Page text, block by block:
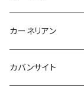
カーネリアン
カバンサイト